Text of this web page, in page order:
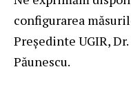
configurarea
Președinte UGIR,
Păunescu.